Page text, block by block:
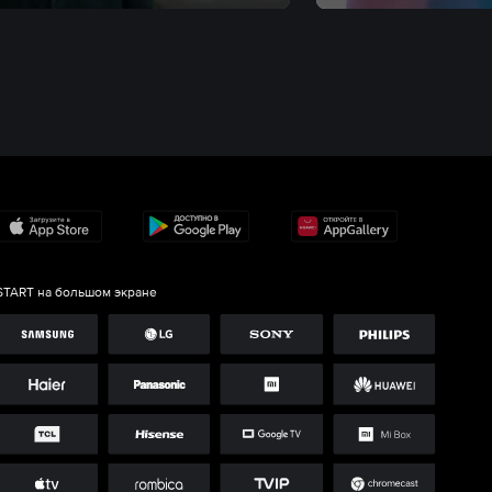
на большом экране